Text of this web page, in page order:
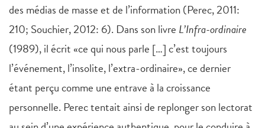
des médias de masse et de l’information (Perec, 2011:
210; Souchier, 2012: 6). Dans son livre L’Infra-ordinaire
(1989), il écrit «ce qui nous parle […] c’est toujours
l’événement, l’insolite, l’extra-ordinaire», ce dernier
étant perçu comme une entrave à la croissance
personnelle. Perec tentait ainsi de replonger son lectorat